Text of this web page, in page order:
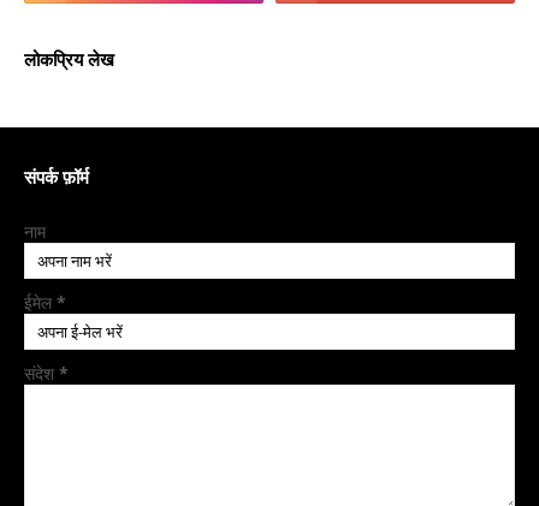
लोकप्रिय लेख
संपर्क फ़ॉर्म
नाम
ईमेल *
संदेश *